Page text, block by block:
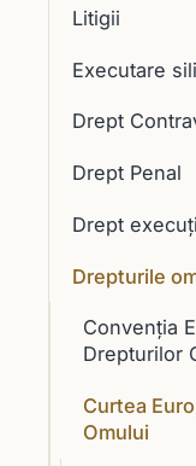
Litigii
Executare
Drept
Drept Penal
Drept
Drepturile
Convenția
Drepturilor
Curtea
Omului